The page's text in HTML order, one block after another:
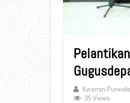
Kwarran
35 Views